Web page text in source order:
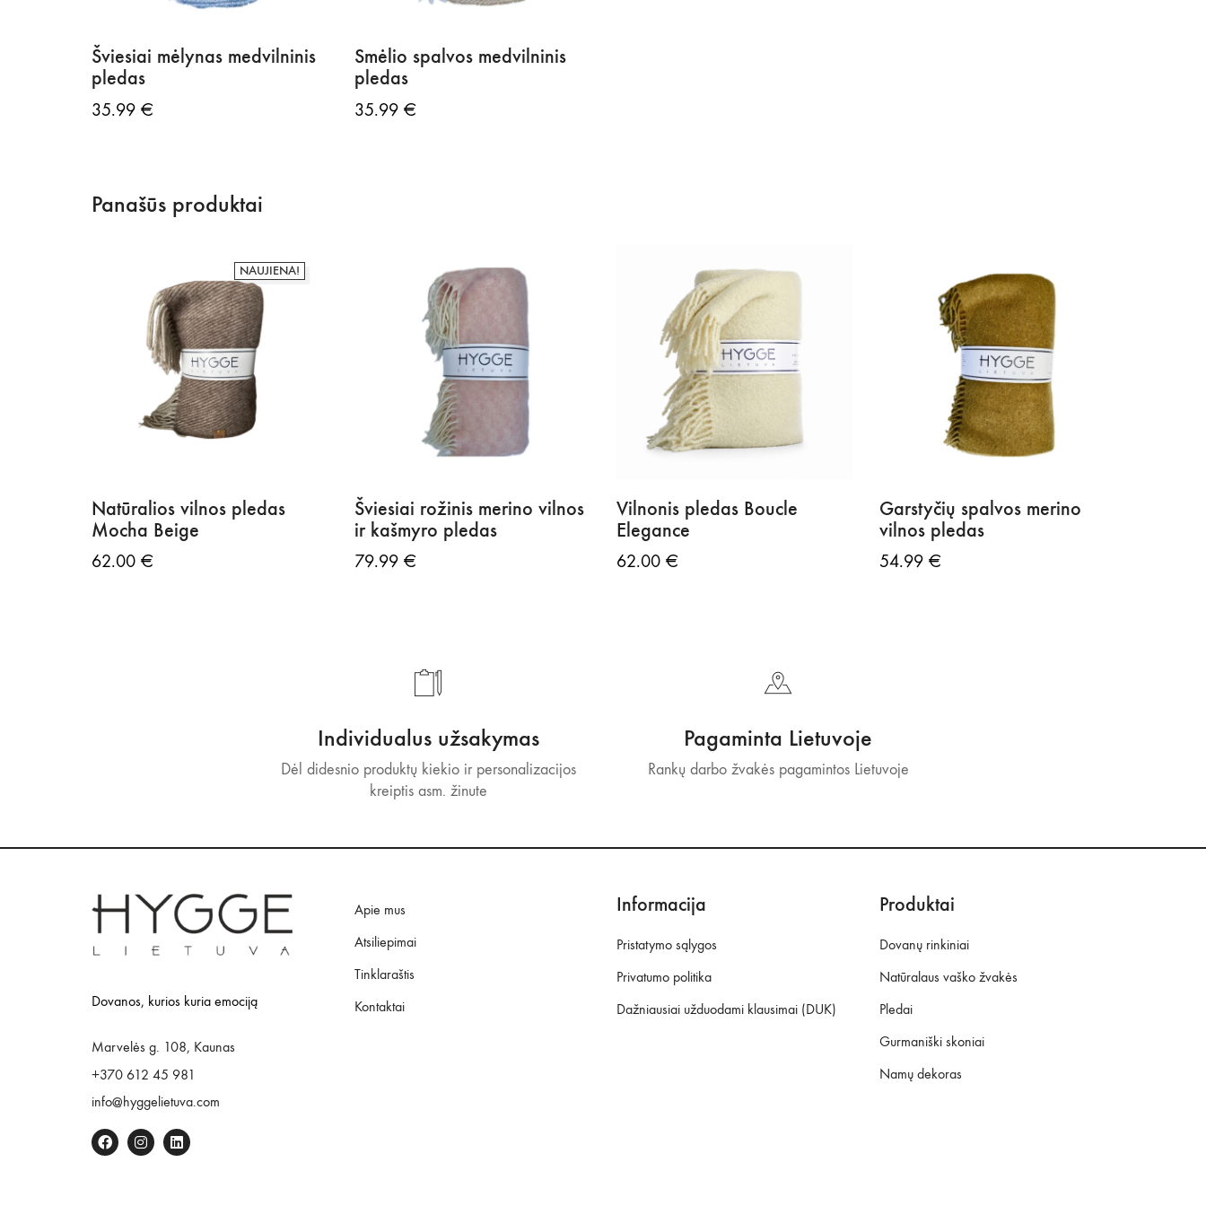
Šviesiai mėlynas medvilninis
pledas
35.99 €
Smėlio spalvos medvilninis
pledas
35.99 €
Panašūs produktai
NAUJIENA!
Natūralios vilnos pledas
Mocha Beige
62.00 €
Šviesiai rožinis merino vilnos
ir kašmyro pledas
79.99 €
Vilnonis pledas Boucle
Elegance
62.00 €
Garstyčių spalvos merino
vilnos pledas
54.99 €
Individualus užsakymas
Dėl didesnio produktų kiekio ir personalizacijos
kreiptis asm. žinute
Pagaminta Lietuvoje
Rankų darbo žvakės pagamintos Lietuvoje
Dovanos, kurios kuria emociją
Marvelės g. 108, Kaunas
+370 612 45 981
info@hyggelietuva.com
Apie mus
Atsiliepimai
Tinklaraštis
Kontaktai
Informacija
Pristatymo sąlygos
Privatumo politika
Dažniausiai užduodami klausimai (DUK)
Produktai
Dovanų rinkiniai
Natūralaus vaško žvakės
Pledai
Gurmaniški skoniai
Namų dekoras